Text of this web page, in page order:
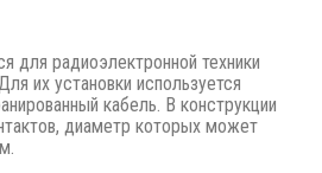
для радиоэлектронной техники
их установки используется
кабель. В конструкции
диаметр которых может